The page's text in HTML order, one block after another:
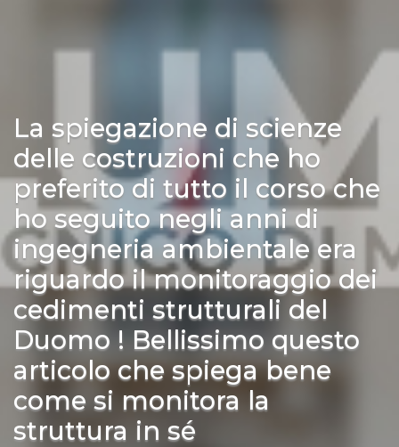
La spiegazione di scienze
delle costruzioni che ho
preferito di tutto il corso che
ho seguito negli anni di
ingegneria ambientale era
riguardo il monitoraggio dei
cedimenti strutturali del
Duomo ! Bellissimo questo
articolo che spiega bene
come si monitora la
struttura in sé